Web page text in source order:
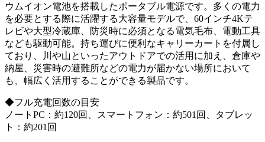
ウムイオン電池を搭載したポータブル電源です。多くの電力
を必要とする際に活躍する大容量モデルで、60インチ4Kテ
レビや大型冷蔵庫、防災時に必須となる電気毛布、電動工具
なども駆動可能。持ち運びに便利なキャリーカートを付属し
ており、川や山といったアウトドアでの活用に加え、倉庫や
納屋、災害時の避難所などの電力が届かない場所において
も、幅広く活用することができる製品です。
◆フル充電回数の目安
ノートPC：約120回、スマートフォン：約501回、タブレッ
ト：約201回